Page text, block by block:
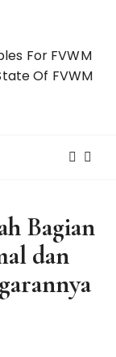
For FVWM
Of FVWM
Bagian
dan